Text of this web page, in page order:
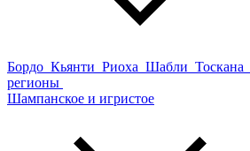
Бордо Кьянти Риоха Шабли Тоскана
регионы
Шампанское и игристое